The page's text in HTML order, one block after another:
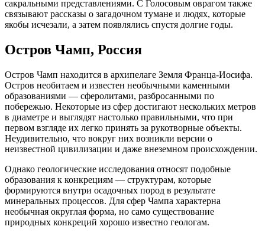
сакральными представлениями. С Голосовым оврагом также
связывают рассказы о загадочном тумане и людях, которые
якобы исчезали, а затем появлялись спустя долгие годы.
Остров Чамп, Россия
Остров Чамп находится в архипелаге Земля Франца-Иосифа.
Остров необитаем и известен необычными каменными
образованиями — сферолитами, разбросанными по
побережью. Некоторые из сфер достигают нескольких метров
в диаметре и выглядят настолько правильными, что при
первом взгляде их легко принять за рукотворные объекты.
Неудивительно, что вокруг них возникли версии о
неизвестной цивилизации и даже внеземном происхождении.
Однако геологические исследования относят подобные
образования к конкрециям — структурам, которые
формируются внутри осадочных пород в результате
минеральных процессов. Для сфер Чампа характерна
необычная округлая форма, но само существование
природных конкреций хорошо известно геологам.